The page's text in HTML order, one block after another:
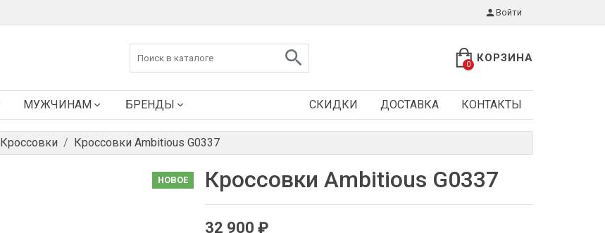
Войти
КОРЗИНА
0
МУЖЧИНАМ БРЕНДЫ СКИДКИ ДОСТАВКА КОНТАКТЫ
Кроссовки Кроссовки Ambitious G0337
НОВОЕ Кроссовки Ambitious G0337
32 900 ₽